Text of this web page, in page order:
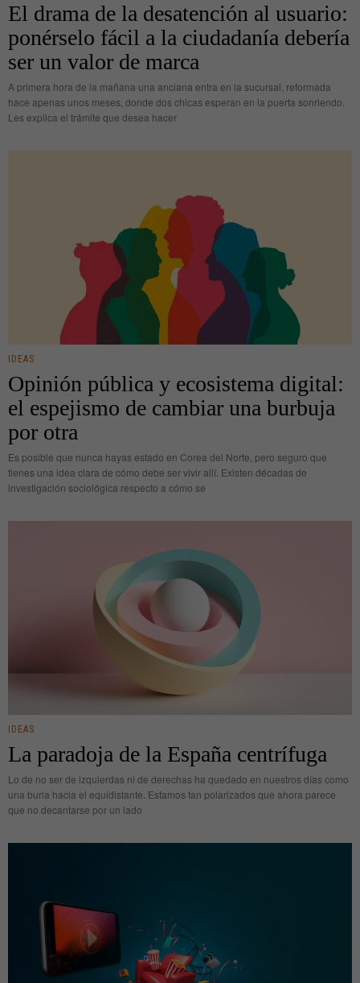
El drama de la desatención al usuario:
ponérselo fácil a la ciudadanía debería
ser un valor de marca
A primera hora de la mañana una anciana entra en la sucursal, reformada
hace apenas unos meses, donde dos chicas esperan en la puerta sonriendo.
Les explica el trámite que desea hacer
IDEAS
Opinión pública y ecosistema digital:
el espejismo de cambiar una burbuja
por otra
Es posible que nunca hayas estado en Corea del Norte, pero seguro que
tienes una idea clara de cómo debe ser vivir allí. Existen décadas de
investigación sociológica respecto a cómo se
IDEAS
La paradoja de la España centrífuga
Lo de no ser de izquierdas ni de derechas ha quedado en nuestros días como
una burla hacia el equidistante. Estamos tan polarizados que ahora parece
que no decantarse por un lado